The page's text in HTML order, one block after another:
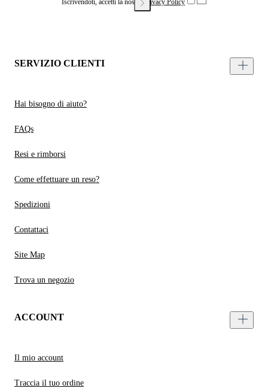
Iscrivendoti, accetti la nostraPrivacy Policy
SERVIZIO CLIENTI
Hai bisogno di aiuto?
FAQs
Resi e rimborsi
Come effettuare un reso?
Spedizioni
Contattaci
Site Map
Trova un negozio
ACCOUNT
Il mio account
Traccia il tuo ordine